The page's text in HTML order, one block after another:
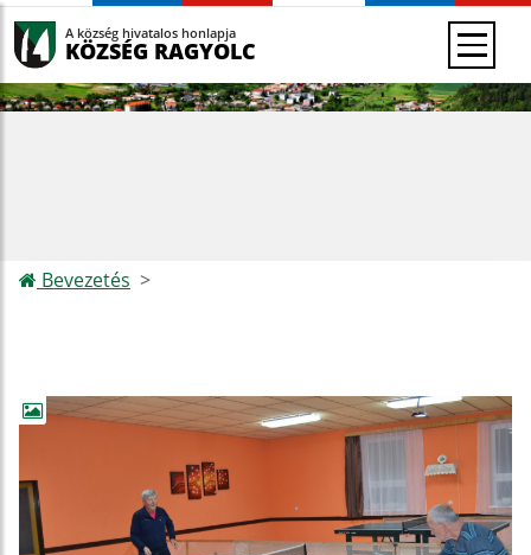
A község hivatalos honlapja
KÖZSÉG RAGYOLC
Bevezetés